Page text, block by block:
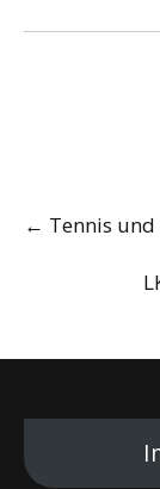
Post
navigation
← Tennis